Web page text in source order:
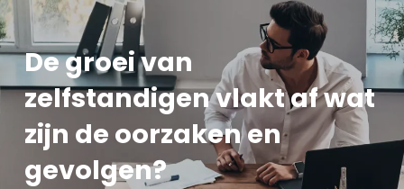
De groei van
zelfstandigen vlakt af wat
zijn de oorzaken en
gevolgen?